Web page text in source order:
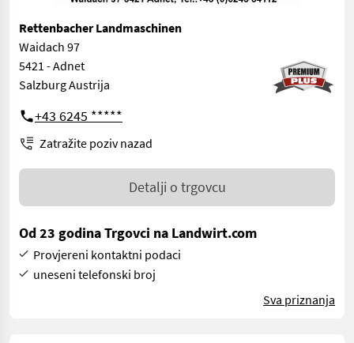
Rettenbacher Landmaschinen
Waidach 97
5421 - Adnet
Salzburg Austrija
+43 6245 *****
Zatražite poziv nazad
Detalji o trgovcu
Od 23 godina Trgovci na Landwirt.com
Provjereni kontaktni podaci
uneseni telefonski broj
Sva priznanja